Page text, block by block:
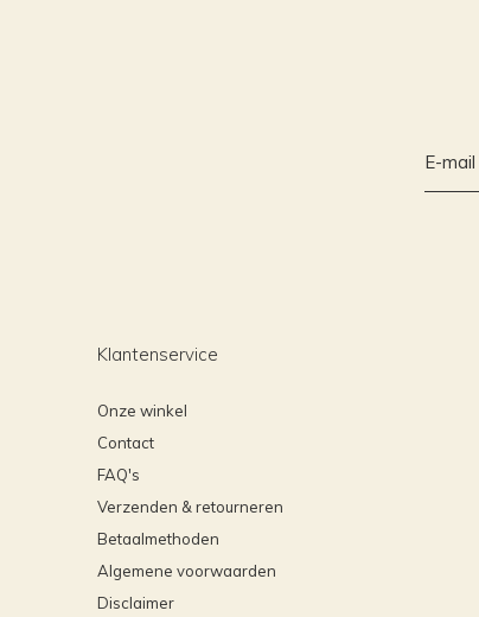
Klantenservice
Onze winkel
Contact
FAQ's
Verzenden & retourneren
Betaalmethoden
Algemene voorwaarden
Disclaimer